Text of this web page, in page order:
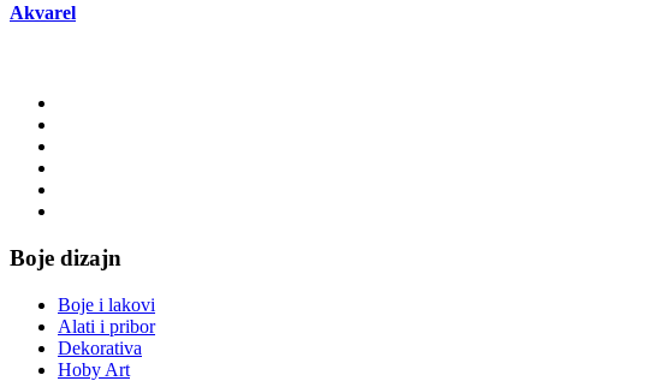
Akvarel
Boje dizajn
Boje i lakovi
Alati i pribor
Dekorativa
Hoby Art